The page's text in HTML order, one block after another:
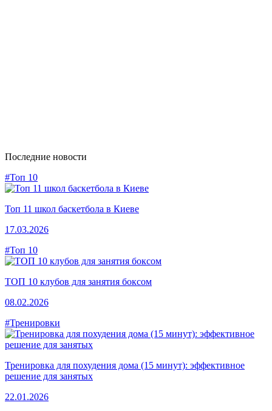
Последние новости
#Топ 10
Топ 11 школ баскетбола в Киеве
17.03.2026
#Топ 10
ТОП 10 клубов для занятия боксом
08.02.2026
#Тренировки
Тренировка для похудения дома (15 минут): эффективное
решение для занятых
22.01.2026